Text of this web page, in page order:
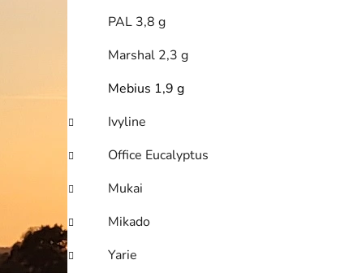
PAL 3,8 g
Marshal 2,3 g
Mebius 1,9 g
Ivyline
Office Eucalyptus
Mukai
Mikado
Yarie